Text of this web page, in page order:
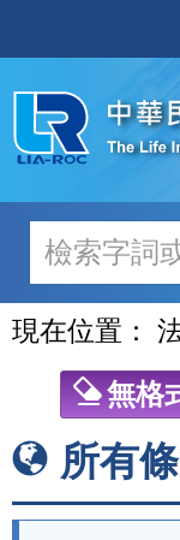
至
主
內
容
現在位置：
無格
所有